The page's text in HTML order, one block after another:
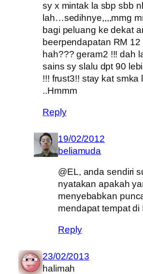
sy x mintak la sbp sbb
lah…sedihnye,,,,mmg
bagi peluang ke dekat
beerpendapatan RM
hah??? geram2 !!! dah
sains sy slalu dpt 90
!!! frust3!! stay kat smka
..Hmmm
Reply
19/02/2012
beliamuda
@EL, anda sendiri
nyatakan apakah
menyebabkan
mendapat tempat di
Reply
23/02/2013
halimah